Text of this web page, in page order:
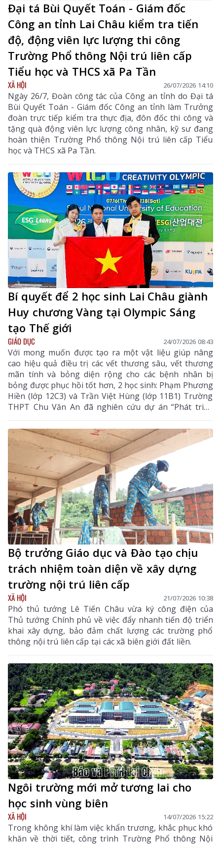
Đại tá Bùi Quyết Toán - Giám đốc
Công an tỉnh Lai Châu kiểm tra tiến
độ, động viên lực lượng thi công
Trường Phổ thông Nội trú liên cấp
Tiểu học và THCS xã Pa Tần
XÃ HỘI 26/07/2026 14:10
Ngày 26/7, Đoàn công tác của Công an tỉnh do Đại tá
Bùi Quyết Toán - Giám đốc Công an tỉnh làm Trưởng
đoàn trực tiếp kiểm tra thực địa, đôn đốc thi công và
tặng quà động viên lực lượng công nhân, kỹ sư đang
hoàn thiện Trường Phổ thông Nội trú liên cấp Tiểu
học và THCS xã Pa Tần.
Bí quyết để 2 học sinh Lai Châu giành
Huy chương Vàng tại Olympic Sáng
tạo Thế giới
GIÁO DỤC 24/07/2026 08:43
Với mong muốn được tạo ra một vật liệu giúp nâng
cao hiệu quả điều trị các vết thương sâu, vết thương
mãn tính và bỏng diện rộng cho các bệnh nhân bị
bỏng được phục hồi tốt hơn, 2 học sinh: Phạm Phương
Hiền (lớp 12C3) và Trần Việt Hùng (lớp 11B1) Trường
THPT Chu Văn An đã nghiên cứu dự án “Phát triển
công nghệ làm liền vết thương thông minh bằng
màng hydrogel kết hợp với berberine và exosome từ
tế bào gốc trung mô dây rốn”. Dự án không chỉ chinh
phục Ban Giám khảo Cuộc thi Olympic Phát minh và
Sáng tạo Thế giới (WICO) 2026 tại Seoul (Hàn Quốc) để
giành Huy chương Vàng, mà còn đánh dấu lần đầu
tiên học sinh Lai Châu đạt thành tích cao nhất ở một
sân chơi khoa học - sáng tạo mang tầm quốc tế.
Bộ trưởng Giáo dục và Đào tạo chịu
trách nhiệm toàn diện về xây dựng
trường nội trú liên cấp
XÃ HỘI 21/07/2026 10:38
Phó thủ tướng Lê Tiến Châu vừa ký công điện của
Thủ tướng Chính phủ về việc đẩy nhanh tiến độ triển
khai xây dựng, bảo đảm chất lượng các trường phổ
thông nội trú liên cấp tại các xã biên giới đất liền.
Ngôi trường mới mở tương lai cho
học sinh vùng biên
XÃ HỘI 14/07/2026 15:22
Trong không khí làm việc khẩn trương, khắc phục khó
khăn về thời tiết, công trình Trường Phổ thông Nội